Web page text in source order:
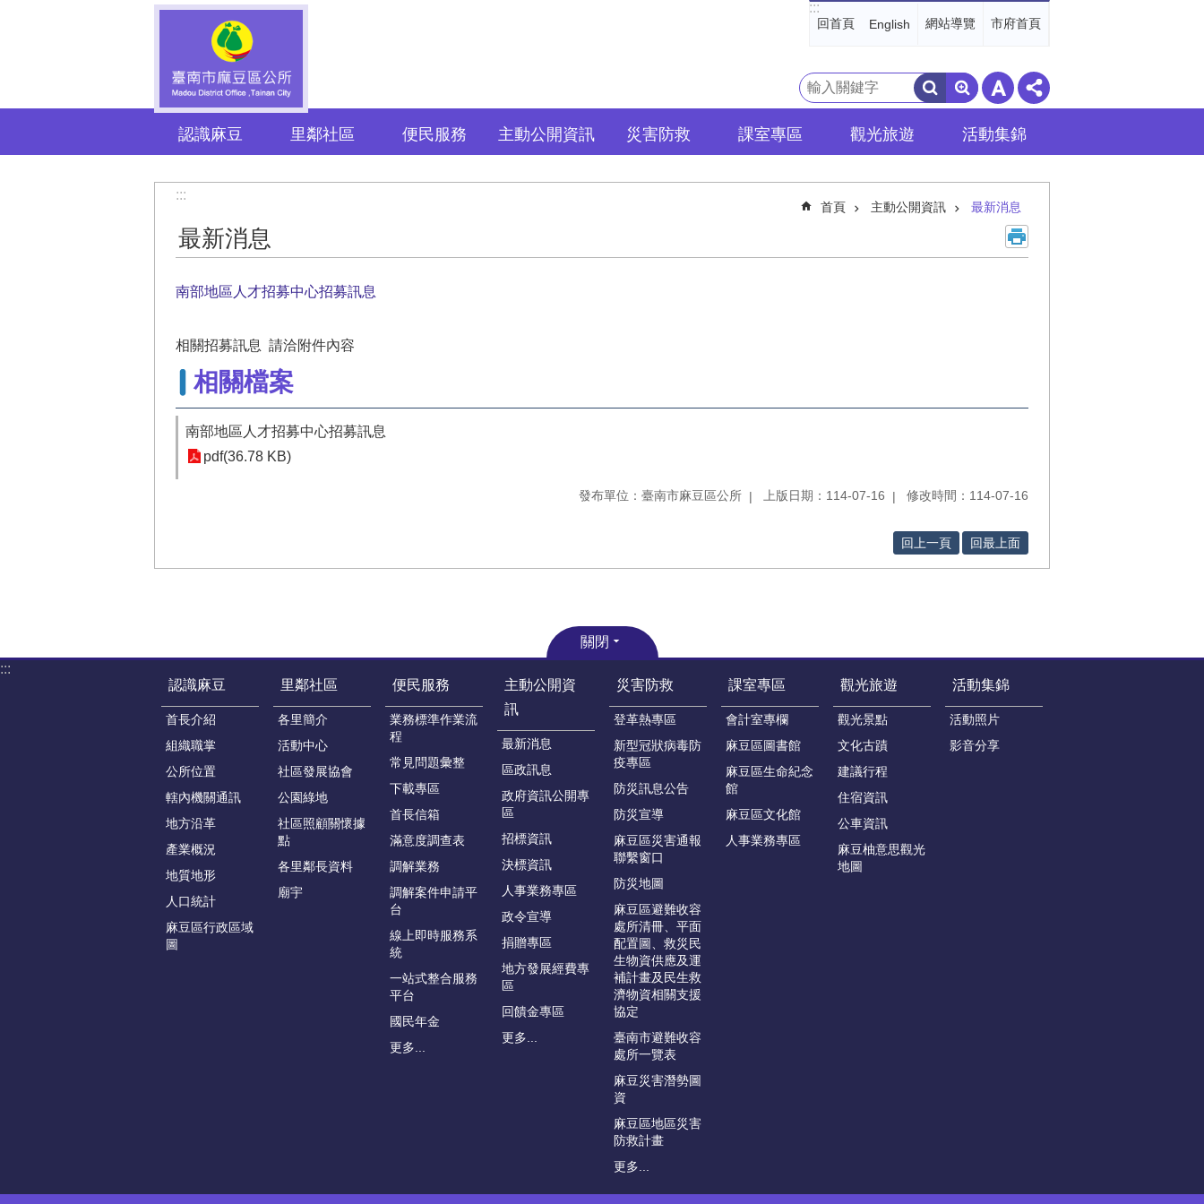
:::
回首頁 English 網站導覽 市府首頁
搜
尋
認識麻豆 里鄰社區 便民服務 主動公開資訊 災害防救 課室專區 觀光旅遊 活動集錦
:::
首頁 主動公開資訊 最新消息
最新消息
南部地區人才招募中心招募訊息
相關招募訊息 請洽附件內容
相關檔案
南部地區人才招募中心招募訊息
pdf(36.78 KB)
發布單位：臺南市麻豆區公所 上版日期：114-07-16 修改時間：114-07-16
回上一頁 回最上面
關閉
:::
認識麻豆
首長介紹
組織職掌
公所位置
轄內機關通訊
地方沿革
產業概況
地質地形
人口統計
麻豆區行政區域
圖
里鄰社區
各里簡介
活動中心
社區發展協會
公園綠地
社區照顧關懷據
點
各里鄰長資料
廟宇
便民服務
業務標準作業流
程
常見問題彙整
下載專區
首長信箱
滿意度調查表
調解業務
調解案件申請平
台
線上即時服務系
統
一站式整合服務
平台
國民年金
更多...
主動公開資
訊
最新消息
區政訊息
政府資訊公開專
區
招標資訊
決標資訊
人事業務專區
政令宣導
捐贈專區
地方發展經費專
區
回饋金專區
更多...
災害防救
登革熱專區
新型冠狀病毒防
疫專區
防災訊息公告
防災宣導
麻豆區災害通報
聯繫窗口
防災地圖
麻豆區避難收容
處所清冊、平面
配置圖、救災民
生物資供應及運
補計畫及民生救
濟物資相關支援
協定
臺南市避難收容
處所一覽表
麻豆災害潛勢圖
資
麻豆區地區災害
防救計畫
更多...
課室專區
會計室專欄
麻豆區圖書館
麻豆區生命紀念
館
麻豆區文化館
人事業務專區
觀光旅遊
觀光景點
文化古蹟
建議行程
住宿資訊
公車資訊
麻豆柚意思觀光
地圖
活動集錦
活動照片
影音分享